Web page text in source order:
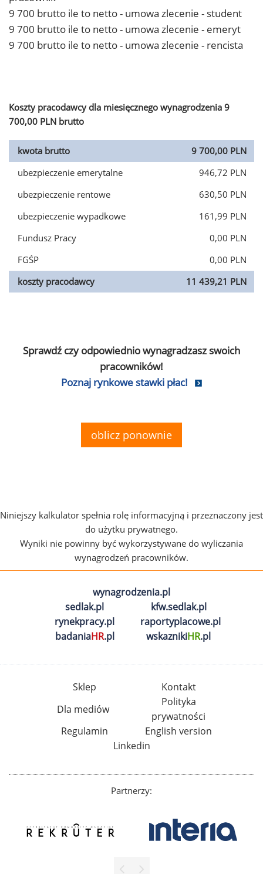
9 700 brutto ile to netto - umowa zlecenie - student
9 700 brutto ile to netto - umowa zlecenie - emeryt
9 700 brutto ile to netto - umowa zlecenie - rencista
Koszty pracodawcy dla miesięcznego wynagrodzenia 9
700,00 PLN brutto
kwota brutto
9 700,00 PLN
ubezpieczenie emerytalne
946,72 PLN
ubezpieczenie rentowe
630,50 PLN
ubezpieczenie wypadkowe
161,99 PLN
Fundusz Pracy
0,00 PLN
FGŚP
0,00 PLN
koszty pracodawcy
11 439,21 PLN
Sprawdź czy odpowiednio wynagradzasz swoich
pracowników!
Poznaj rynkowe stawki płac!
oblicz ponownie
Niniejszy kalkulator spełnia rolę informacyjną i przeznaczony jest
do użytku prywatnego.
Wyniki nie powinny być wykorzystywane do wyliczania
wynagrodzeń pracowników.
wynagrodzenia.pl
sedlak.pl
kfw.sedlak.pl
rynekpracy.pl
raportyplacowe.pl
badaniaHR.pl wskaznikiHR.pl
Sklep
Kontakt
Dla mediów
Polityka
prywatności
Regulamin
English version
Linkedin
Partnerzy: